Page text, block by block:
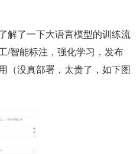
解了一下大语言模型的训练流
/智能标注，强化学习，发布
（没真部署，太贵了，如下图